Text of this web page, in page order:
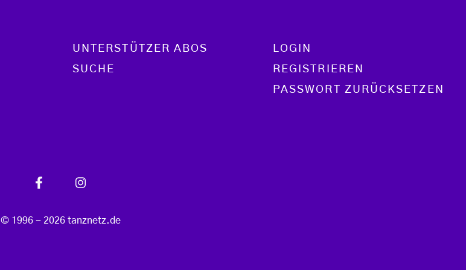
UNTERSTÜTZER ABOS
SUCHE
LOGIN
REGISTRIEREN
PASSWORT ZURÜCKSETZEN
© 1996 - 2026 tanznetz.de